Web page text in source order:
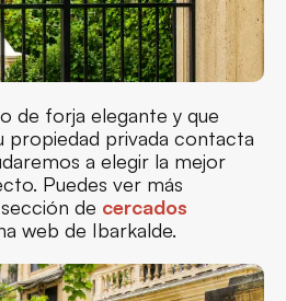
de forja elegante y que
propiedad privada contacta
a elegir la mejor
Puedes ver más
de cercados
web de Ibarkalde.